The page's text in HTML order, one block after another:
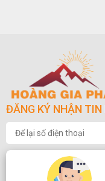
ĐĂNG KÝ NHẬN TIN